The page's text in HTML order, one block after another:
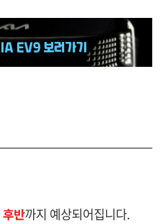
반까지 예상되어집니다.